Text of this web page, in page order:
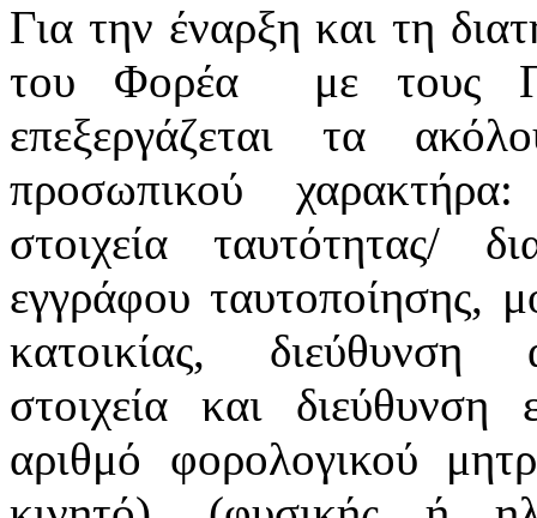
Για την έναρξη και τη
του Φορέα
με τους
επεξεργάζεται τα
προσωπικού
στοιχεία ταυτότητας/
εγγράφου ταυτοποίησης,
κατοικίας, διεύθυνση
στοιχεία και διεύθυνση
αριθμό φορολογικού